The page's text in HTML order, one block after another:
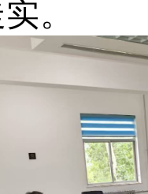
。